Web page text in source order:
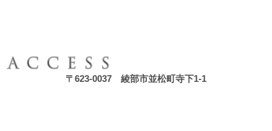
〒623-0037 綾部市並松町寺下1-1